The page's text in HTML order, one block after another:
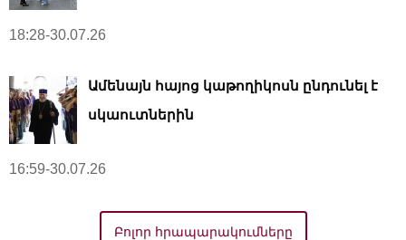
18:28-30.07.26
Ամենայն հայոց կաթողիկոսն ընդունել է
սկաուտներին
16:59-30.07.26
Բոլոր հրապարակումները